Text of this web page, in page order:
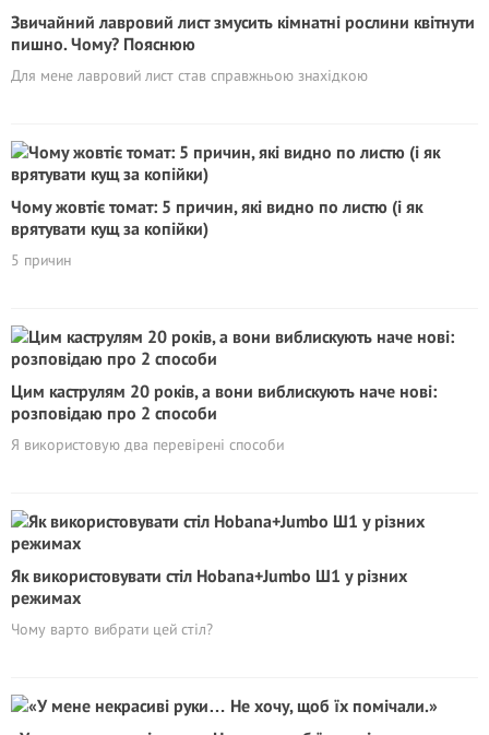
Звичайний лавровий лист змусить кімнатні рослини квітнути
пишно. Чому? Пояснюю
Для мене лавровий лист став справжньою знахідкою
Чому жовтіє томат: 5 причин, які видно по листю (і як
врятувати кущ за копійки)
5 причин
Цим каструлям 20 років, а вони виблискують наче нові:
розповідаю про 2 способи
Я використовую два перевірені способи
Як використовувати стіл Hobana+Jumbo Ш1 у різних
режимах
Чому варто вибрати цей стіл?